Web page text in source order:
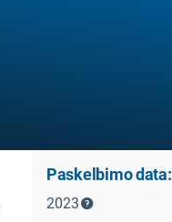
Paskelbimo data:
2023